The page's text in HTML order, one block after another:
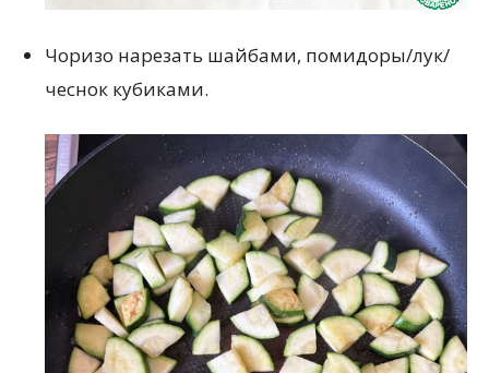
Чоризо нарезать шайбами, помидоры/лук/
чеснок кубиками.